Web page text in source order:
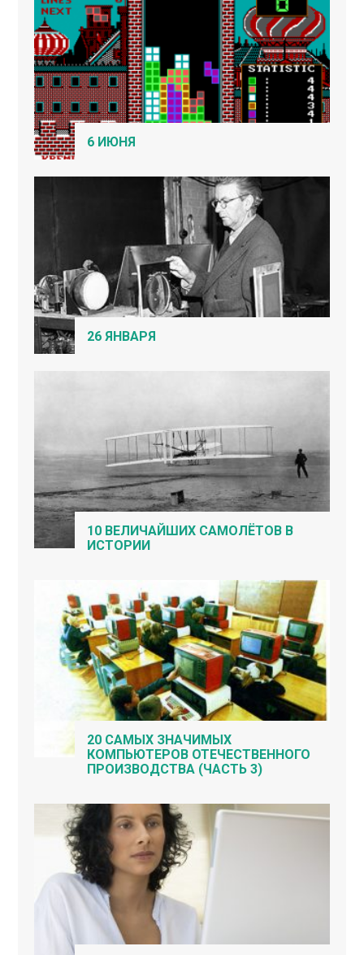
6 ИЮНЯ
26 ЯНВАРЯ
10 ВЕЛИЧАЙШИХ САМОЛЁТОВ В
ИСТОРИИ
20 САМЫХ ЗНАЧИМЫХ
КОМПЬЮТЕРОВ ОТЕЧЕСТВЕННОГО
ПРОИЗВОДСТВА (ЧАСТЬ 3)